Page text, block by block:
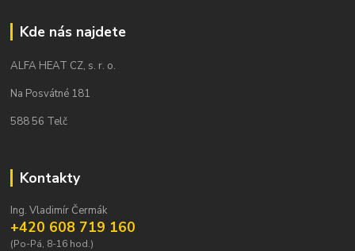
Kde nás najdete
ALFA HEAT CZ, s. r. o.
Na Posvátné 181
588 56 Telč
Kontakty
Ing. Vladimír Čermák
+420 608 719 160
(Po-Pá, 8-16 hod.)